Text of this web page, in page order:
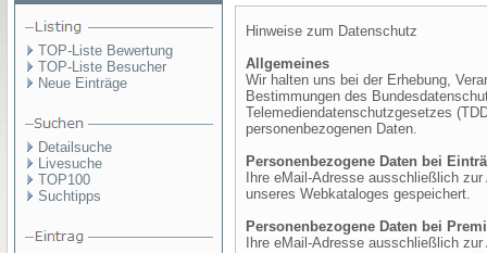
TOP-Liste Bewertung
TOP-Liste Besucher
Neue Einträge
Detailsuche
Livesuche
TOP100
Suchtipps
Hinweise zum Datenschutz
Allgemeines
Wir halten uns bei der Erhebung,
Bestimmungen des
Telemediendatenschutzgesetzes
personenbezogenen Daten.
Personenbezogene Daten bei
Ihre eMail-Adresse ausschließlich
unseres Webkataloges gespeichert.
Personenbezogene Daten bei
Ihre eMail-Adresse ausschließlich